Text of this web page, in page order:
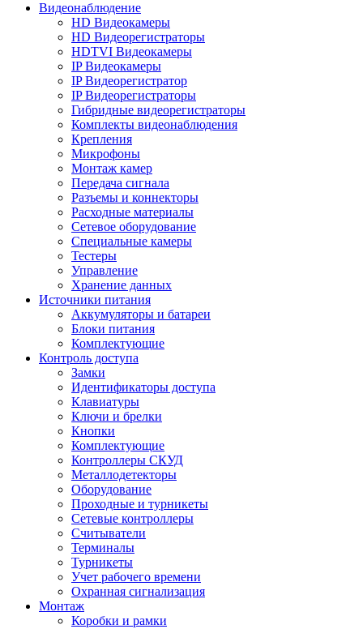
Видеонаблюдение
HD Видеокамеры
HD Видеорегистраторы
HDTVI Видеокамеры
IP Видеокамеры
IP Видеорегистратор
IP Видеорегистраторы
Гибридные видеорегистраторы
Комплекты видеонаблюдения
Крепления
Микрофоны
Монтаж камер
Передача сигнала
Разъемы и коннекторы
Расходные материалы
Сетевое оборудование
Специальные камеры
Тестеры
Управление
Хранение данных
Источники питания
Аккумуляторы и батареи
Блоки питания
Комплектующие
Контроль доступа
Замки
Идентификаторы доступа
Клавиатуры
Ключи и брелки
Кнопки
Комплектующие
Контроллеры СКУД
Металлодетекторы
Оборудование
Проходные и турникеты
Сетевые контроллеры
Считыватели
Терминалы
Турникеты
Учет рабочего времени
Охранная сигнализация
Монтаж
Коробки и рамки